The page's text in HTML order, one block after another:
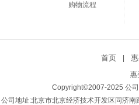
购物流程
首页
惠
Copyright©2007-2025 公
公司地址:北京市北京经济技术开发区同济